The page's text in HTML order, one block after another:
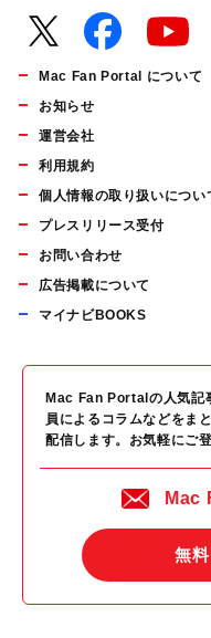
Mac Fan Portal について
お知らせ
運営会社
利用規約
個人情報の取り扱いについ
プレスリリース受付
お問い合わせ
広告掲載について
マイナビBOOKS
Mac Fan Portalの人気記
員によるコラムなどをま
配信します。お気軽にご
Mac
無